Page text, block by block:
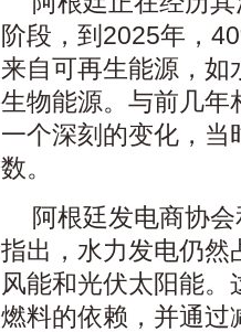
阶段，到2025年，
来自可再生能源，如
生物能源。与前几年
一个深刻的变化，当
数。
阿根廷发电商协
指出，水力发电仍然
风能和光伏太阳能
燃料的依赖，并通过